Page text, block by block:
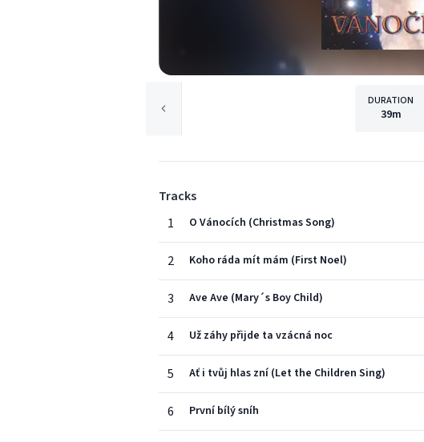
DURATION
39m
Tracks
1
O Vánocích (Christmas Song)
2 Koho ráda mít mám (First Noel)
3 Ave Ave (Mary´s Boy Child)
4 Už záhy přijde ta vzácná noc
5 Ať i tvůj hlas zní (Let the Children Sing)
6 První bílý sníh